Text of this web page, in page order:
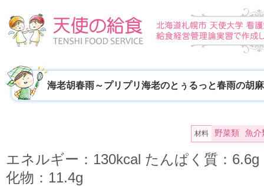
海老胡春雨～プリプリ海老のとぅるっと春雨の胡
材料 野菜類 魚介
エネルギー：130kcal たんぱく質：
化物：11.4g